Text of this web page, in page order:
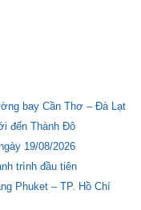
bay Cần Thơ – Đà Lạt
đến Thành Đô
19/08/2026
trình đầu tiên
Phuket – TP. Hồ Chí